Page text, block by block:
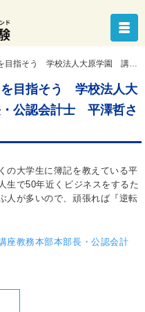
座教務本部本部長・公認会計士 平澤哲さん」を掲載しました
を目指そう 学校法人大
公認会計士 平澤哲さ
の大学生に簿記を教えている平
生で50年近くビジネスをするた
人が多いので、頑張れば『逆転
座教務本部本部長・公認会計